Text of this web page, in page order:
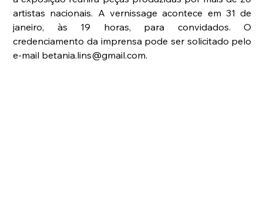
artistas nacionais. A vernissage acontece em 31 de
janeiro, às 19 horas, para convidados. O
credenciamento da imprensa pode ser solicitado pelo
e-mail betania.lins@gmail.com.